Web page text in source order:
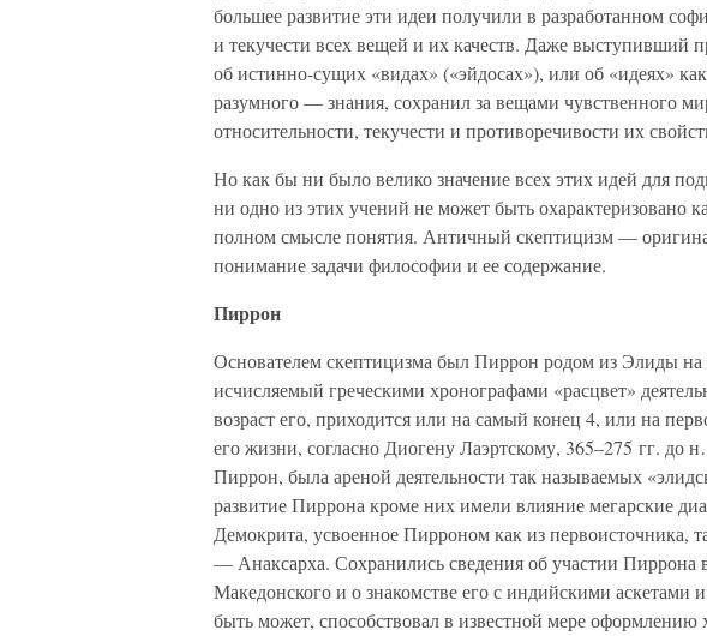
большее развитие эти идеи получили в разработанном
и текучести всех вещей и их качеств. Даже выступивший
об истинно-сущих «видах» («эйдосах»), или об «идеях»
разумного — знания, сохранил за вещами чувственного
относительности, текучести и противоречивости их
Но как бы ни было велико значение всех этих идей для
ни одно из этих учений не может быть охарактеризовано
полном смысле понятия. Античный скептицизм —
понимание задачи философии и ее содержание.
Пиррон
Основателем скептицизма был Пиррон родом из Элиды
исчисляемый греческими хронографами «расцвет»
возраст его, приходится или на самый конец 4, или на
его жизни, согласно Диогену Лаэртскому, 365–275 гг. до
Пиррон, была ареной деятельности так называемых
развитие Пиррона кроме них имели влияние мегарские
Демокрита, усвоенное Пирроном как из первоисточника,
— Анаксарха. Сохранились сведения об участии Пиррона
Македонского и о знакомстве его с индийскими аскетами
быть может, способствовал в известной мере оформлению